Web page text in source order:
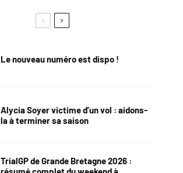
Le nouveau numéro est dispo !
Alycia Soyer victime d’un vol : aidons-
la à terminer sa saison
TrialGP de Grande Bretagne 2026 :